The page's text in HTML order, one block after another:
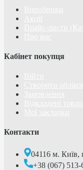
Кабінет покупця
Контакти
04116 м. Київ,
+38 (067) 513-